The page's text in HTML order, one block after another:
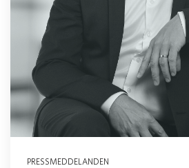
PRESSMEDDELANDEN